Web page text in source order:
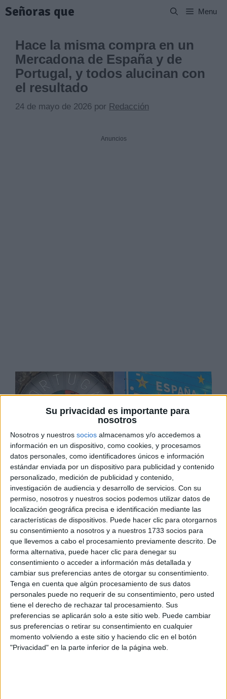
Su privacidad es importante para
nosotros
Nosotros y nuestros socios almacenamos y/o accedemos a
información en un dispositivo, como cookies, y procesamos
datos personales, como identificadores únicos e información
estándar enviada por un dispositivo para publicidad y contenido
personalizado, medición de publicidad y contenido,
investigación de audiencia y desarrollo de servicios. Con su
permiso, nosotros y nuestros socios podemos utilizar datos de
localización geográfica precisa e identificación mediante las
características de dispositivos. Puede hacer clic para otorgarnos
su consentimiento a nosotros y a nuestros 1733 socios para
que llevemos a cabo el procesamiento previamente descrito. De
forma alternativa, puede hacer clic para denegar su
consentimiento o acceder a información más detallada y
cambiar sus preferencias antes de otorgar su consentimiento.
Tenga en cuenta que algún procesamiento de sus datos
personales puede no requerir de su consentimiento, pero usted
tiene el derecho de rechazar tal procesamiento. Sus
preferencias se aplicarán solo a este sitio web. Puede cambiar
sus preferencias o retirar su consentimiento en cualquier
momento volviendo a este sitio y haciendo clic en el botón
"Privacidad" en la parte inferior de la página web.
Saltar
alSeñoras que Menu
Hace la misma compra en un
Mercadona de España y de
Portugal, y todos alucinan con
el resultado
24 de mayo de 2026 por Redacción
Anuncios
Las comparaciones rara vez resultan agradables,
tal y como señala el dicho popular. Aun así, hay
situaciones en las que terminan siendo casi
inevitables. Esto ocurre con frecuencia al hablar de
España y Portugal, dos países vecinos que
comparten la península ibérica y mantienen
numerosas similitudes culturales y sociales.
La proximidad geográfica entre ambos territorios
provoca que muchos ciudadanos se detengan a
analizar qué ventajas y desventajas presenta cada
uno. Estas comparaciones abarcan diferentes
ámbitos, aunque uno de los más habituales es el
económico y social, donde entran en juego